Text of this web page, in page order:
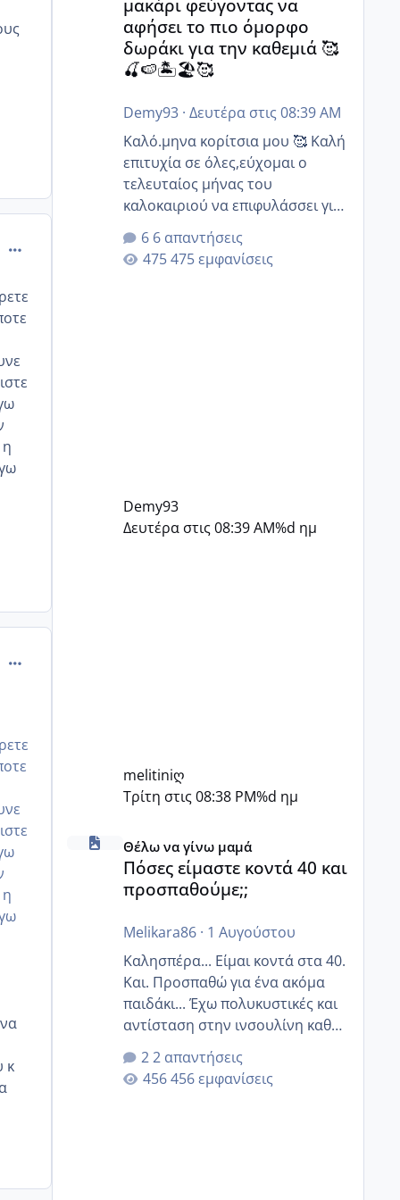
comment_991274
comment_991289
κ
μακάρι φεύγοντας να
αφήσει το πιο όμορφο
δωράκι για την καθεμιά 🥰
🍒🍉🏝️🏖️🥰
Demy93· Δευτέρα στις 08:39 AM
Καλό.μηνα κορίτσια μου 🥰 Καλή
επιτυχία σε όλες,εύχομαι ο
τελευταίος μήνας του
καλοκαιριού να επιφυλάσσει για
όλες σας την πιο όμορφη
έκπληξη 🧿 @Elk @Melikara86
@Παρασκευαιδου @Zenia z
6 απαντήσεις
475 εμφανίσεις
Demy93
Δευτέρα στις 08:39 AM%d ημ
melitiniღ
Τρίτη στις 08:38 PM%d ημ
Πόσες είμαστε κοντά 40 και προσπαθούμε;;
Θέλω να γίνω μαμά
Πόσες είμαστε κοντά 40 και
προσπαθούμε;;
Melikara86· 1 Αυγούστου
Καλησπέρα... Είμαι κοντά στα 40.
Και. Προσπαθώ για ένα ακόμα
παιδάκι... Έχω πολυκυστικές και
αντίσταση στην ινσουλίνη καθώς
και χάσιμοτο! Έχω λίγα κιλά
παραπάνω και όσο κ αν
προσπαθώ δεν χάνω εύκολα!
2 απαντήσεις
456 εμφανίσεις